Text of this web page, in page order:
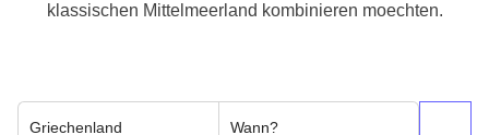
klassischen Mittelmeerland kombinieren moechten.
Griechenland Wann?